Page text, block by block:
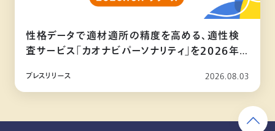
性格データで適材適所の精度を高める、適性検
査サービス「カオナビパーソナリティ」を2026年
プレスリリース 2026.08.03